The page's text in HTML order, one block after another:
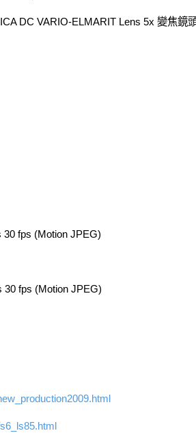
DC VARIO-ELMARIT Lens 5x 變焦鏡
fps (Motion JPEG)
fps (Motion JPEG)